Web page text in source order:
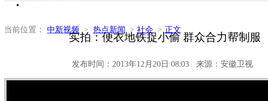
当前位置： 中新视频 > 热点新闻 > 社会 > 正文
实拍：便衣地铁捉小偷 群众合力帮制服
发布时间：2013年12月20日 08:03 来源：安徽卫视